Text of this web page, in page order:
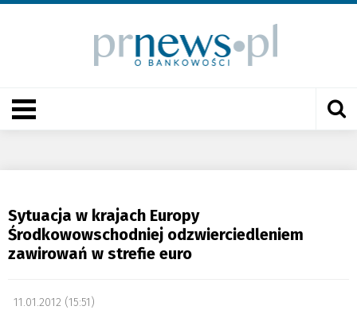
Sytuacja w krajach Europy
Środkowowschodniej odzwierciedleniem
zawirowań w strefie euro
11.01.2012 (15:51)